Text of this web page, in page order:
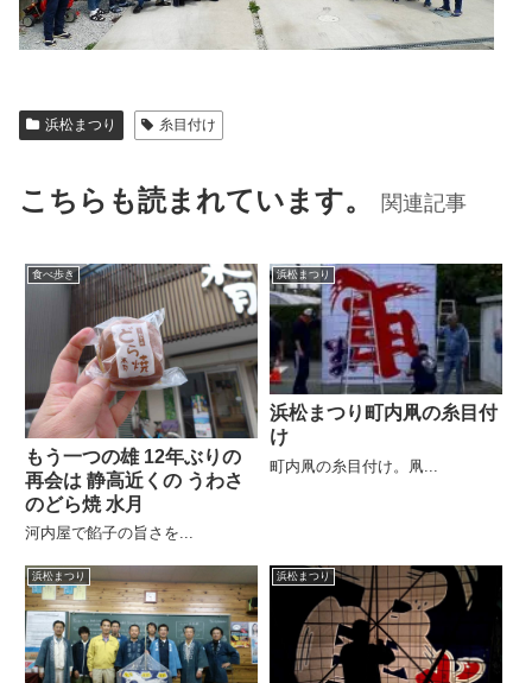
浜松まつり 糸目付け
こちらも読まれています。 関連記事
食べ歩き
もう一つの雄 12年ぶりの
再会は 静高近くの うわさ
のどら焼 水月
河内屋で餡子の旨さを...
浜松まつり
浜松まつり町内凧の糸目付
け
町内凧の糸目付け。凧...
浜松まつり 浜松まつり